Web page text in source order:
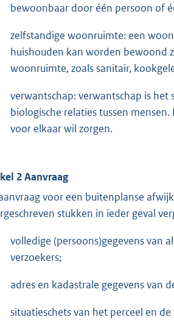
bewoonbaar door één persoon of
zelfstandige woonruimte: een
huishouden kan worden bewoond
woonruimte, zoals sanitair,
verwantschap: verwantschap is
biologische relaties tussen
voor elkaar wil zorgen.
2 Aanvraag
voor een buitenplanse
stukken in ieder geval
volledige (persoons)gegevens van
verzoekers;
adres en kadastrale gegevens van
situatieschets van het perceel en